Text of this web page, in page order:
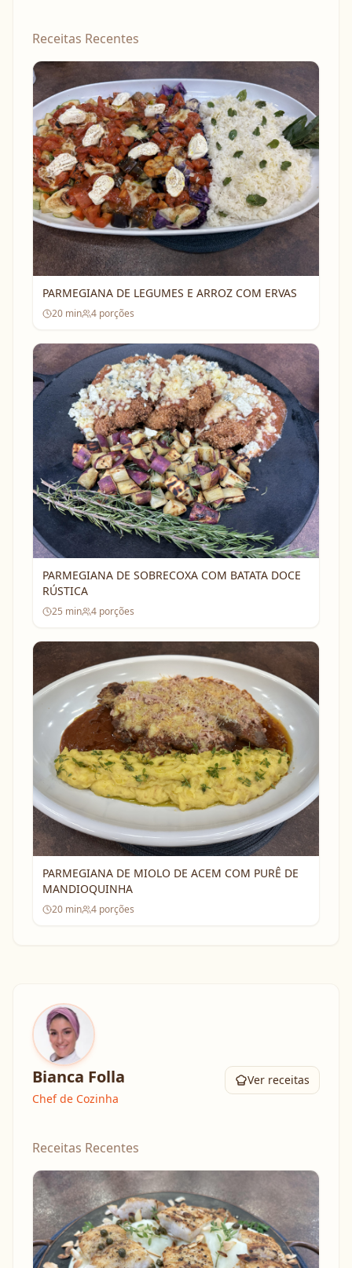
Receitas Recentes
PARMEGIANA DE LEGUMES E ARROZ COM ERVAS
20 min 4 porções
PARMEGIANA DE SOBRECOXA COM BATATA DOCE
RÚSTICA
25 min 4 porções
PARMEGIANA DE MIOLO DE ACEM COM PURÊ DE
MANDIOQUINHA
20 min 4 porções
Bianca Folla
Chef de Cozinha
Ver receitas
Receitas Recentes